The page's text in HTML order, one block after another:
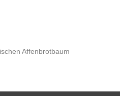
Affenbrotbaum